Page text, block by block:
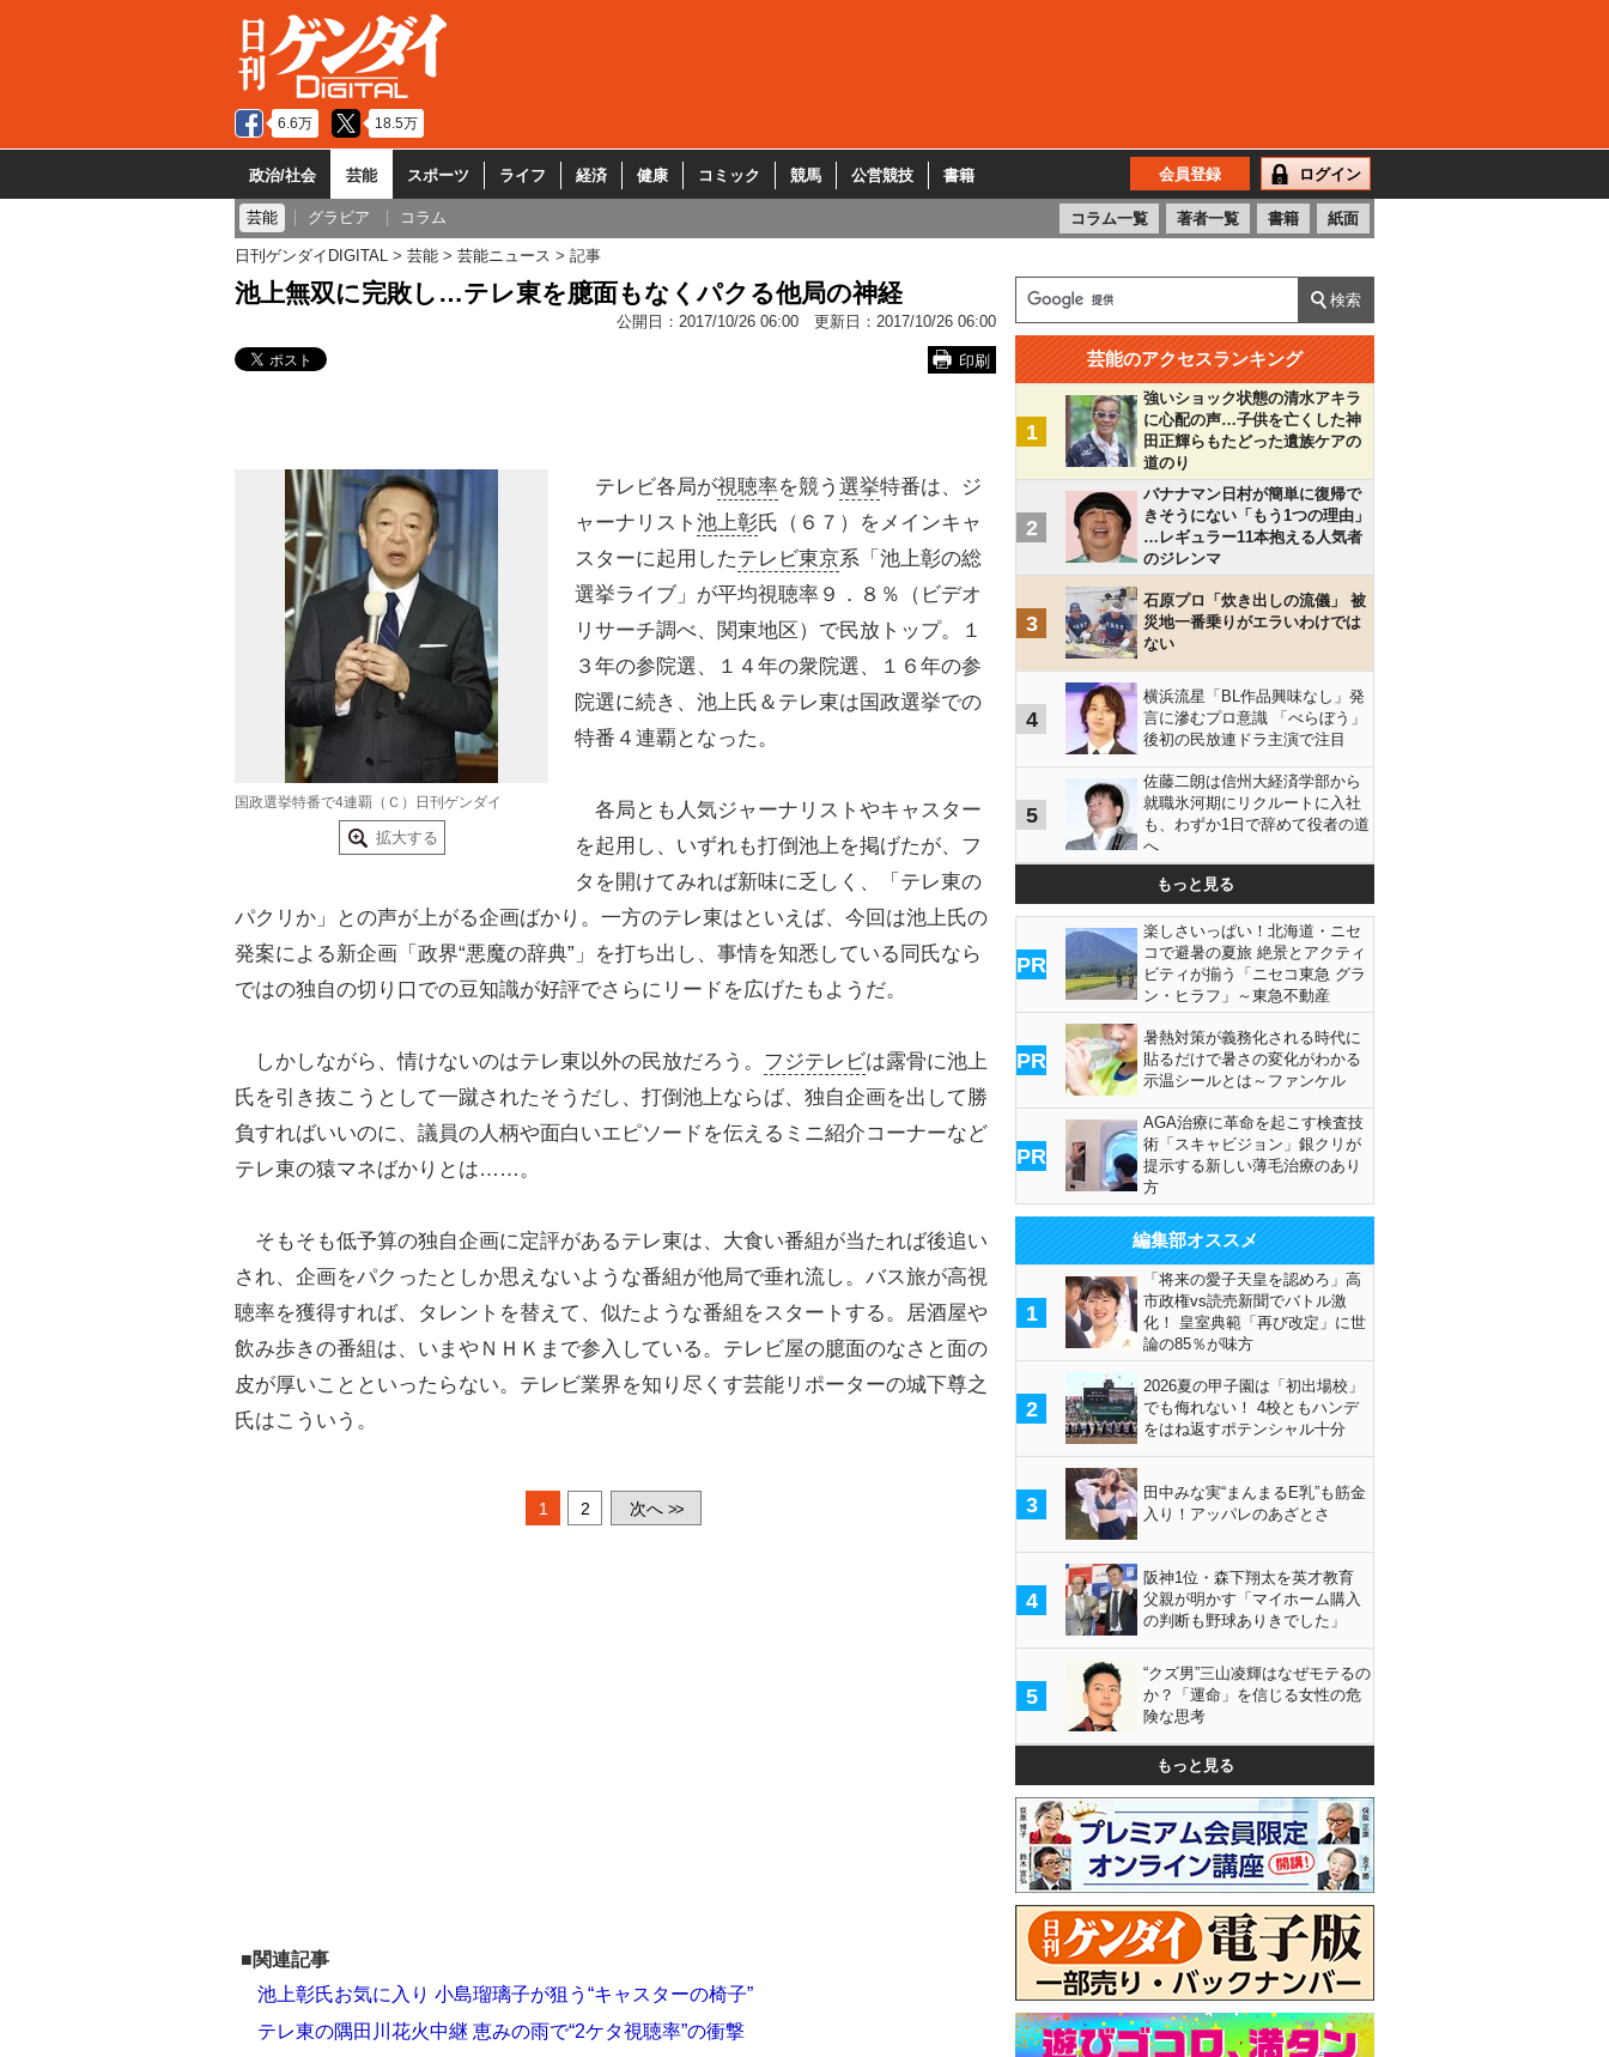
6.6万 18.5万
政治/社会 芸能 スポーツ ライフ 経済 健康 コミック 競馬 公営競技 書籍 会員登録 ログイン
芸能 グラビア コラム コラム一覧 著者一覧 書籍 紙面
日刊ゲンダイDIGITAL 芸能 芸能ニュース 記事
池上無双に完敗し…テレ東を臆面もなくパクる他局の神経
公開日： 2017/10/26 06:00 更新日： 2017/10/26 06:00
印刷
国政選挙特番で4連覇（Ｃ）日刊ゲンダイ
拡大する
テレビ各局が視聴率を競う 選挙特番は、ジ
ャーナリスト 池上彰氏（６７）をメインキャ
スターに起用したテレビ東京系「池上彰の総
選挙ライブ」が平均視聴率９．８％（ビデオ
リサーチ調べ、関東地区）で民放トップ。１
３年の参院選、１４年の衆院選、１６年の参
院選に続き、池上氏＆テレ東は国政選挙での
特番４連覇となった。
各局とも人気ジャーナリストやキャスター
を起用し、いずれも打倒池上を掲げたが、フ
タを開けてみれば新味に乏しく、「テレ東の
パクリか」との声が上がる企画ばかり。一方のテレ東はといえば、今回は池上氏の
発案による新企画「政界“悪魔の辞典”」を打ち出し、事情を知悉している同氏なら
ではの独自の切り口での豆知識が好評でさらにリードを広げたもようだ。
しかしながら、情けないのはテレ東以外の民放だろう。 フジテレビは露骨に池上
氏を引き抜こうとして一蹴されたそうだし、打倒池上ならば、独自企画を出して勝
負すればいいのに、議員の人柄や面白いエピソードを伝えるミニ紹介コーナーなど
テレ東の猿マネばかりとは……。
そもそも低予算の独自企画に定評があるテレ東は、大食い番組が当たれば後追い
され、企画をパクったとしか思えないような番組が他局で垂れ流し。バス旅が高視
聴率を獲得すれば、タレントを替えて、似たような番組をスタートする。居酒屋や
飲み歩きの番組は、いまやＮＨＫまで参入している。テレビ屋の臆面のなさと面の
皮が厚いことといったらない。テレビ業界を知り尽くす芸能リポーターの城下尊之
氏はこういう。
1 2 次へ >>
■関連記事
池上彰氏お気に入り 小島瑠璃子が狙う“キャスターの椅子”
テレ東の隅田川花火中継 恵みの雨で“2ケタ視聴率”の衝撃
芸能のアクセスランキング
1
強いショック状態の清水アキラ
に心配の声…子供を亡くした神
田正輝らもたどった遺族ケアの
道のり
2
バナナマン日村が簡単に復帰で
きそうにない「もう1つの理由」
…レギュラー11本抱える人気者
のジレンマ
3
石原プロ「炊き出しの流儀」 被
災地一番乗りがエラいわけでは
ない
4
横浜流星「BL作品興味なし」発
言に滲むプロ意識 「べらぼう」
後初の民放連ドラ主演で注目
5
佐藤二朗は信州大経済学部から
就職氷河期にリクルートに入社
も、わずか1日で辞めて役者の道
へ
もっと見る
PR
楽しさいっぱい！北海道・ニセ
コで避暑の夏旅 絶景とアクティ
ビティが揃う「ニセコ東急 グラ
ン・ヒラフ」～東急不動産
PR
暑熱対策が義務化される時代に
貼るだけで暑さの変化がわかる
示温シールとは～ファンケル
PR
AGA治療に革命を起こす検査技
術「スキャビジョン」銀クリが
提示する新しい薄毛治療のあり
方
編集部オススメ
1
「将来の愛子天皇を認めろ」高
市政権vs読売新聞でバトル激
化！ 皇室典範「再び改定」に世
論の85％が味方
2
2026夏の甲子園は「初出場校」
でも侮れない！ 4校ともハンデ
をはね返すポテンシャル十分
3
田中みな実“まんまるE乳”も筋金
入り！アッパレのあざとさ
4
阪神1位・森下翔太を英才教育
父親が明かす「マイホーム購入
の判断も野球ありきでした」
5
“クズ男”三山凌輝はなぜモテるの
か？「運命」を信じる女性の危
険な思考
もっと見る